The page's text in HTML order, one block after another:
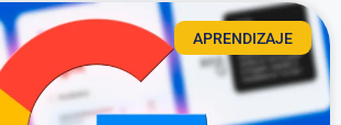
APRENDIZAJE